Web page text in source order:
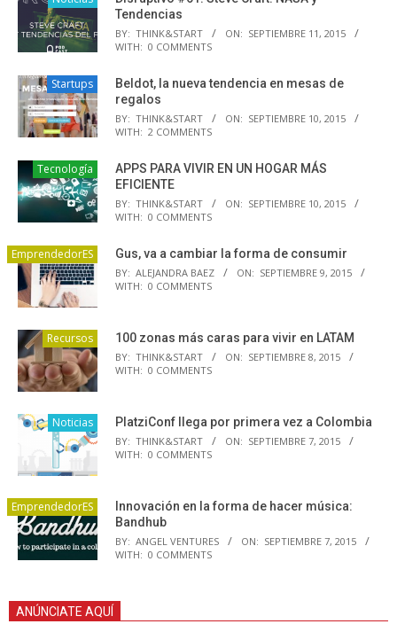
Tendencias
BY: THINK&START ON: SEPTIEMBRE 11, 2015
WITH: 0 COMMENTS
Startups
Beldot, la nueva tendencia en mesas de
regalos
BY: THINK&START ON: SEPTIEMBRE 10, 2015
WITH: 2 COMMENTS
Tecnología
APPS PARA VIVIR EN UN HOGAR MÁS
EFICIENTE
BY: THINK&START ON: SEPTIEMBRE 10, 2015
WITH: 0 COMMENTS
EmprendedorES Gus, va a cambiar la forma de consumir
BY: ALEJANDRA BAEZ ON: SEPTIEMBRE 9, 2015
WITH: 0 COMMENTS
Recursos 100 zonas más caras para vivir en LATAM
BY: THINK&START ON: SEPTIEMBRE 8, 2015
WITH: 0 COMMENTS
Noticias PlatziConf llega por primera vez a Colombia
BY: THINK&START ON: SEPTIEMBRE 7, 2015
WITH: 0 COMMENTS
EmprendedorES
Innovación en la forma de hacer música:
Bandhub
BY: ANGEL VENTURES ON: SEPTIEMBRE 7, 2015
WITH: 0 COMMENTS
ANÚNCIATE AQUÍ